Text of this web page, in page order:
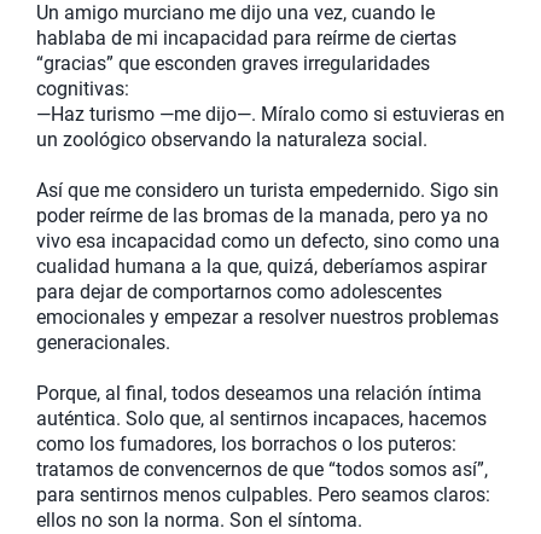
Un amigo murciano me dijo una vez, cuando le
hablaba de mi incapacidad para reírme de ciertas
“gracias” que esconden graves irregularidades
cognitivas:
—Haz turismo —me dijo—. Míralo como si estuvieras en
un zoológico observando la naturaleza social.
Así que me considero un turista empedernido. Sigo sin
poder reírme de las bromas de la manada, pero ya no
vivo esa incapacidad como un defecto, sino como una
cualidad humana a la que, quizá, deberíamos aspirar
para dejar de comportarnos como adolescentes
emocionales y empezar a resolver nuestros problemas
generacionales.
Porque, al final, todos deseamos una relación íntima
auténtica. Solo que, al sentirnos incapaces, hacemos
como los fumadores, los borrachos o los puteros:
tratamos de convencernos de que “todos somos así”,
para sentirnos menos culpables. Pero seamos claros:
ellos no son la norma. Son el síntoma.